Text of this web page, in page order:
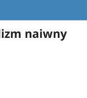
naiwny